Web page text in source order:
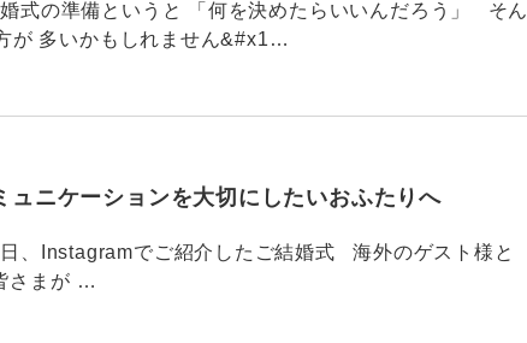
式の準備というと 「何を決めたらいいんだろう」 そん
が 多いかもしれません&#x1…
ュニケーションを大切にしたいおふたりへ
、Instagramでご紹介したご結婚式 海外のゲスト様と
さまが …